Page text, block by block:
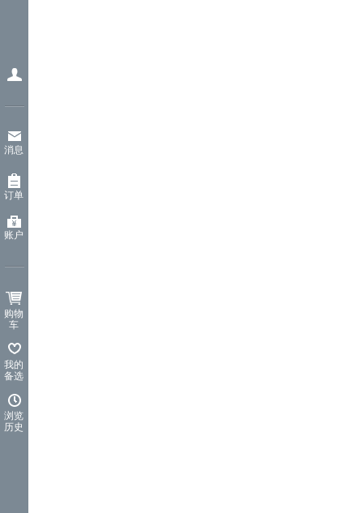
消息
订单
账户
购物
车
我的
备选
浏览
历史